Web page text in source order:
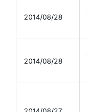
2014/08/28
2014/08/28